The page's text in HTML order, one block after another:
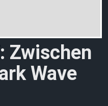
Zwischen
Wave